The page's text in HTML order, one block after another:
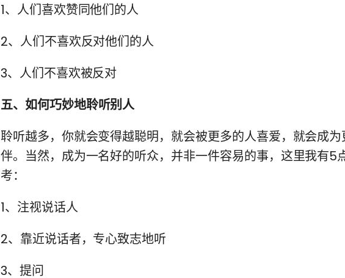
1、人们喜欢赞同他们的人
2、人们不喜欢反对他们的人
3、人们不喜欢被反对
五、 如何巧妙地聆听别人
聆听越多，你就会变得越聪明，就会被更多的人喜爱，就会成
伴。当然，成为一名好的听众，并非一件容易的事，这里我有5
考：
1、注视说话人
2、靠近说话者，专心致志地听
3、提问